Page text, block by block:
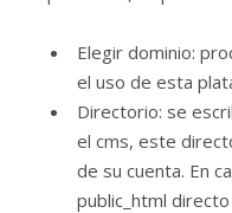
Elegir dominio:
el uso de esta
Directorio: se
el cms, este
de su cuenta. En
public_html